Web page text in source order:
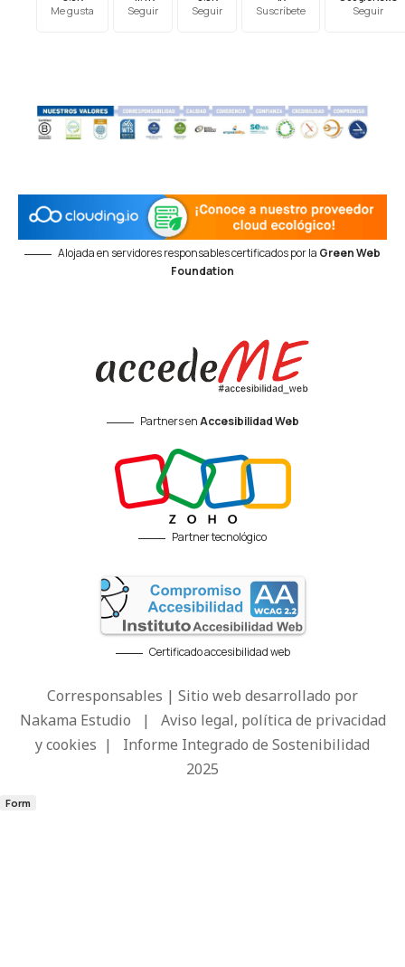
Me gusta Seguir Seguir Suscríbete Seguir
Alojada en servidores responsables certificados por la Green Web
Foundation
Partners enAccesibilidad Web
Partner tecnológico
Certificado accesibilidad web
Corresponsables | Sitio web desarrollado por
Nakama Estudio | Aviso legal, política de privacidad
y cookies | Informe Integrado de Sostenibilidad
2025
Form